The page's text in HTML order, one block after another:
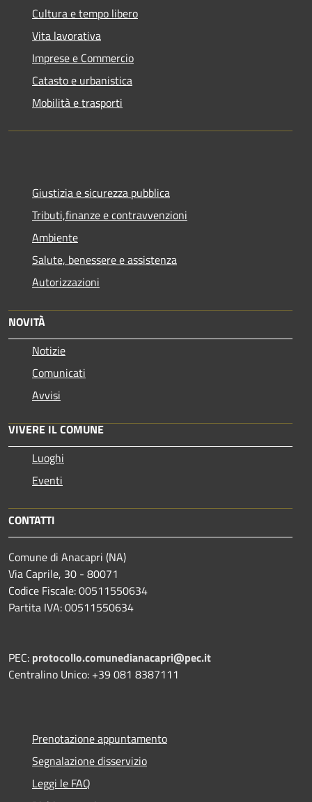
Cultura e tempo libero
Vita lavorativa
Imprese e Commercio
Catasto e urbanistica
Mobilità e trasporti
Giustizia e sicurezza pubblica
Tributi,finanze e contravvenzioni
Ambiente
Salute, benessere e assistenza
Autorizzazioni
NOVITÀ
Notizie
Comunicati
Avvisi
VIVERE IL COMUNE
Luoghi
Eventi
CONTATTI
Comune di Anacapri (NA)
Via Caprile, 30 - 80071
Codice Fiscale: 00511550634
Partita IVA: 00511550634
PEC: protocollo.comunedianacapri@pec.it
Centralino Unico: +39 081 8387111
Prenotazione appuntamento
Segnalazione disservizio
Leggi le FAQ